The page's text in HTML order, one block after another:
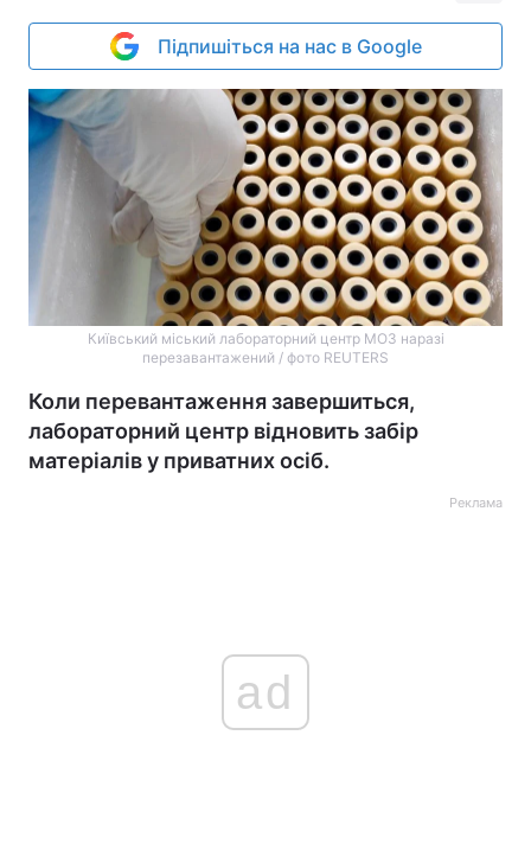
Підпишіться на нас в Google
Київський міський лабораторний центр МОЗ наразі
перезавантажений / фото REUTERS
Коли перевантаження завершиться,
лабораторний центр відновить забір
матеріалів у приватних осіб.
Реклама
ad